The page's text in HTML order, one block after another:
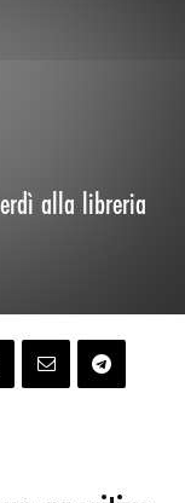
alla libreria